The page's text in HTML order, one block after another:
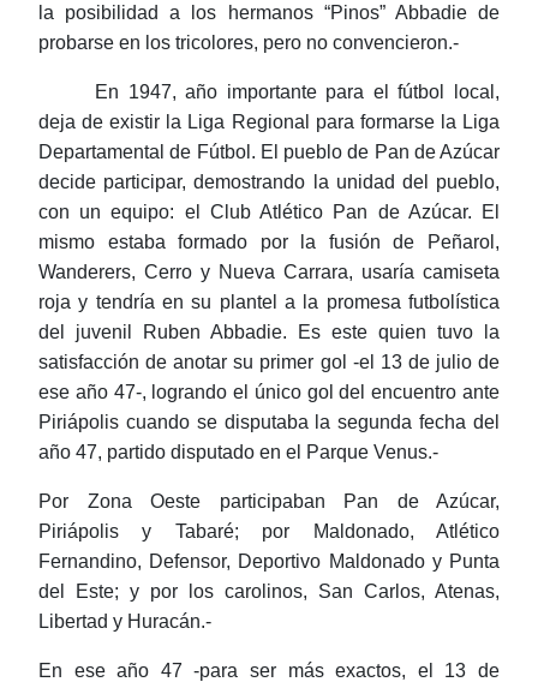
la posibilidad a los hermanos “Pinos” Abbadie de
probarse en los tricolores, pero no convencieron.-
En 1947, año importante para el fútbol local,
deja de existir la Liga Regional para formarse la Liga
Departamental de Fútbol. El pueblo de Pan de Azúcar
decide participar, demostrando la unidad del pueblo,
con un equipo: el Club Atlético Pan de Azúcar. El
mismo estaba formado por la fusión de Peñarol,
Wanderers, Cerro y Nueva Carrara, usaría camiseta
roja y tendría en su plantel a la promesa futbolística
del juvenil Ruben Abbadie. Es este quien tuvo la
satisfacción de anotar su primer gol -el 13 de julio de
ese año 47-, logrando el único gol del encuentro ante
Piriápolis cuando se disputaba la segunda fecha del
año 47, partido disputado en el Parque Venus.-
Por Zona Oeste participaban Pan de Azúcar,
Piriápolis y Tabaré; por Maldonado, Atlético
Fernandino, Defensor, Deportivo Maldonado y Punta
del Este; y por los carolinos, San Carlos, Atenas,
Libertad y Huracán.-
En ese año 47 -para ser más exactos, el 13 de